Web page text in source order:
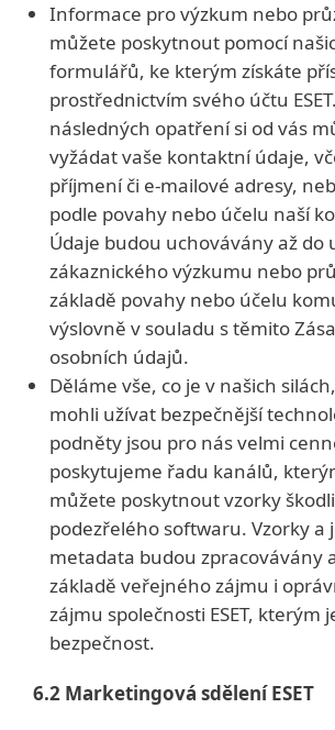
Informace pro výzkum nebo
můžete poskytnout pomocí
formulářů, ke kterým získáte
prostřednictvím svého účtu
následných opatření si od vás
vyžádat vaše kontaktní údaje,
příjmení či e-mailové adresy,
podle povahy nebo účelu naší
Údaje budou uchovávány až do
zákaznického výzkumu nebo
základě povahy nebo účelu
výslovně v souladu s těmito
osobních údajů.
Děláme vše, co je v našich
mohli užívat bezpečnější
podněty jsou pro nás velmi
poskytujeme řadu kanálů,
můžete poskytnout vzorky
podezřelého softwaru. Vzorky a
metadata budou zpracovávány
základě veřejného zájmu i
zájmu společnosti ESET, kterým
bezpečnost.
6.2 Marketingová sdělení ESET